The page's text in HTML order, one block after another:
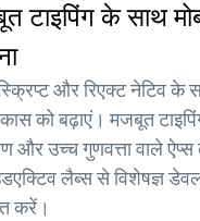
टाइपिंग के साथ
और रिएक्ट नेटिव के
को बढ़ाएं। मजबूत
और उच्च गुणवत्ता वाले
लैब्स से विशेषज्ञ
करें।